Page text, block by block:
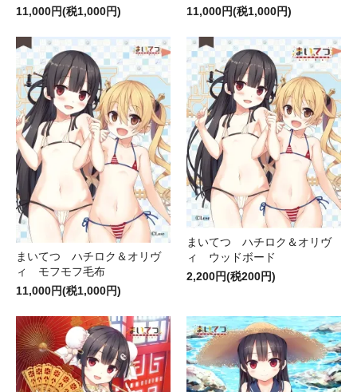
11,000円(税1,000円)
11,000円(税1,000円)
まいてつ ハチロク＆オリヴ
ィ モフモフ毛布
11,000円(税1,000円)
まいてつ ハチロク＆オリヴ
ィ ウッドボード
2,200円(税200円)